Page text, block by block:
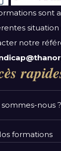
sont
situation
notre
sommes-nous ?
formations